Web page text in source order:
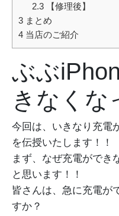
2.3【修理後】
3 まとめ
4 当店のご紹介
ぶぶ
きなくな
今回は、いきなり充電
を伝授いたします！！
まず、なぜ充電ができ
と思います！！
皆さんは、急に充電が
すか？